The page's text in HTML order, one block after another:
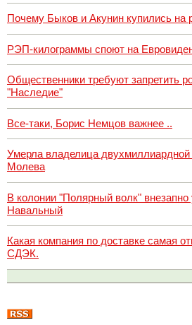
Почему Быков и Акунин купились на
РЭП-килограммы споют на
Общественники требуют запретить
"Наследие"
Все-таки, Борис Немцов важнее ..
Умерла владелица
Молева
В колонии "Полярный волк"
Навальный
Какая компания по доставке самая
СДЭК.